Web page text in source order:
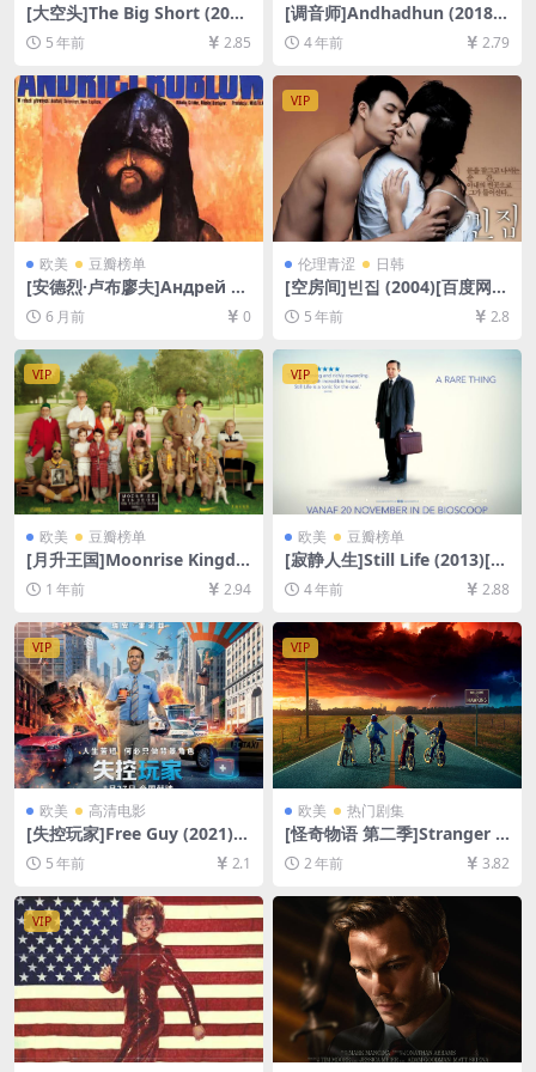
[大空头]The Big Short (201
5)[百度网盘+夸克网盘+迅雷云
盘资源1080P超清未删减][MP
4/8.2GB][中英字幕]
5 年前 2.85
[调音师]Andhadhun (2018)
[百度网盘+迅雷云盘资源1080
P超清未删减][MP4/8.8GB][中
文字幕]
4 年前 2.79
欧美 豆瓣榜单
[安德烈·卢布廖夫]Андрей Ру
блёв (1966)[百度网盘+夸克
网盘1080P超清未删减资源]
GB][中文字幕]
6 月前 0
VIP
伦理青涩 日韩
[空房间]빈집 (2004)[百度网盘
+迅雷云盘资源1080P超清未
删减][MP4/5.2GB][韩语中字]
5 年前 2.8
VIP
欧美 豆瓣榜单
[月升王国]Moonrise Kingdo
m (2012)[百度网盘+夸克网盘
1080P超清未删减资源][网盘
在线播放/下载][MP4/5.9GB]
[中英字幕]
1 年前 2.94
VIP
欧美 豆瓣榜单
[寂静人生]Still Life (2013)[百
度网盘+迅雷云盘资源1080P
超清未删减][MP4/5.7GB][中
文字幕]
4 年前 2.88
VIP
欧美 高清电影
[失控玩家]Free Guy (2021)
[百度网盘+迅雷云盘资源1080
P超清未删减][MP4/7.5GB][中
英字幕]
5 年前 2.1
VIP
欧美 热门剧集
[怪奇物语 第二季]Stranger T
hings Season 2 (2017)[百度
网盘+夸克网盘1080P超清未
删减资源][网盘在线播放/下
载][MP4/29GB][中英字幕]
2 年前 3.82
VIP